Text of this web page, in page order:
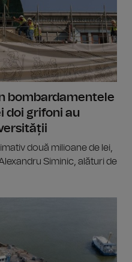
bombardamentele
doi grifoni au
două milioane de lei,
Siminic, alături de